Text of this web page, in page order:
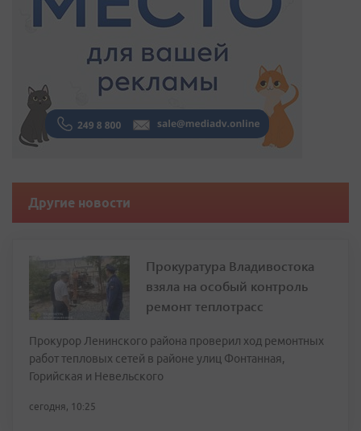
Другие новости
Прокуратура Владивостока
взяла на особый контроль
ремонт теплотрасс
Прокурор Ленинского района проверил ход ремонтных
работ тепловых сетей в районе улиц Фонтанная,
Горийская и Невельского
сегодня, 10:25